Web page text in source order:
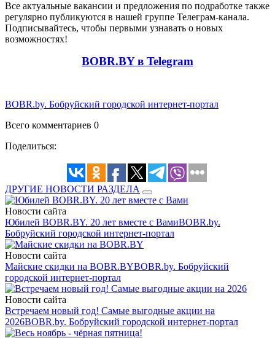
Все актуальные вакансии и предложения по подработке также
регулярно публикуются в нашей группе Телеграм-канала.
Подписывайтесь, чтобы первыми узнавать о новых
возможностях!
BOBR.BY в Telegram
BOBR.by. Бобруйский городской интернет-портал
Всего комментариев 0
Поделиться:
ДРУГИЕ НОВОСТИ РАЗДЕЛА
Новости сайта
Юбилей BOBR.BY. 20 лет вместе с ВамиBOBR.by.
Бобруйский городской интернет-портал
Новости сайта
Майские скидки на BOBR.BYBOBR.by. Бобруйский
городской интернет-портал
Новости сайта
Встречаем новый год! Самые выгодные акции на
2026BOBR.by. Бобруйский городской интернет-портал